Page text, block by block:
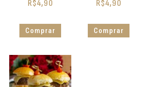
R$4,90
Comprar
R$4,90
Comprar